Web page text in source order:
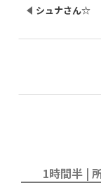
シュナさん☆
1時間半 |